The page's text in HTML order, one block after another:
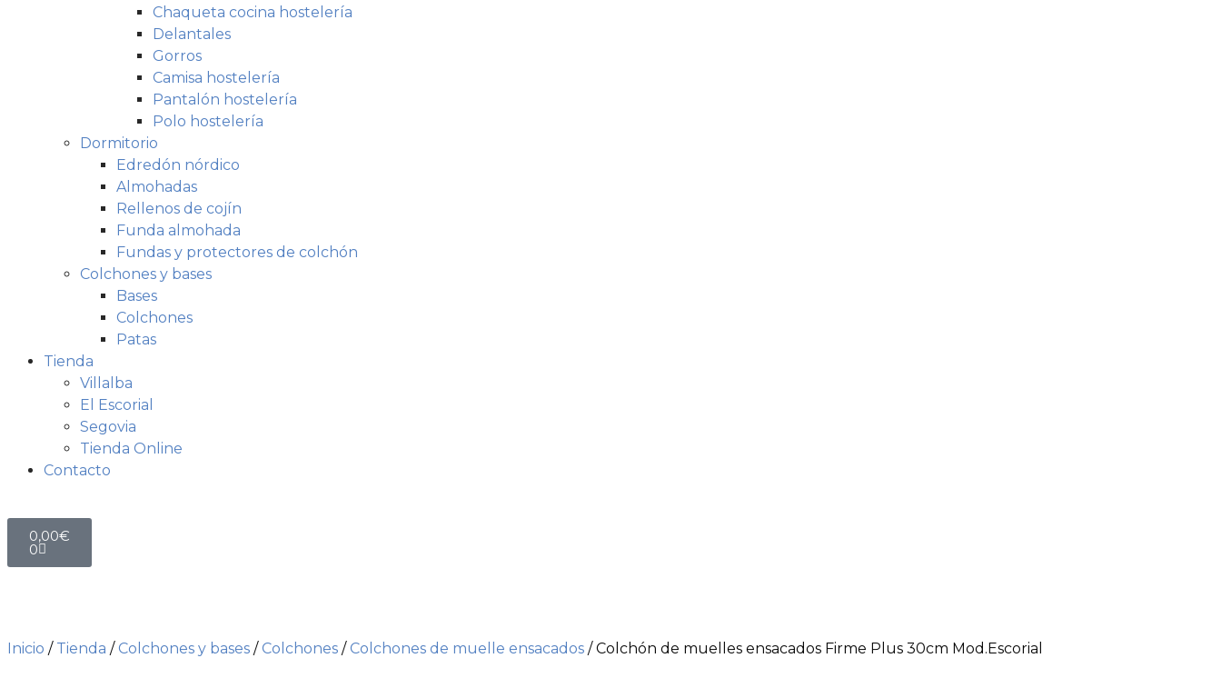
Chaqueta cocina hostelería
Delantales
Gorros
Camisa hostelería
Pantalón hostelería
Polo hostelería
Dormitorio
Edredón nórdico
Almohadas
Rellenos de cojín
Funda almohada
Fundas y protectores de colchón
Colchones y bases
Bases
Colchones
Patas
Tienda
Villalba
El Escorial
Segovia
Tienda Online
Contacto
0,00€
0
Inicio / Tienda / Colchones y bases / Colchones / Colchones de muelle ensacados / Colchón de muelles ensacados Firme Plus 30cm Mod.Escorial